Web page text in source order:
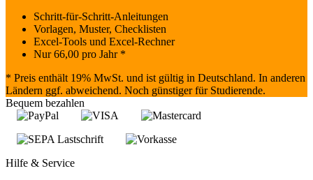
Schritt-für-Schritt-Anleitungen
Vorlagen, Muster, Checklisten
Excel-Tools und Excel-Rechner
Nur66,00 pro Jahr *
* Preis enthält 19% MwSt. und ist gültig in Deutschland. In anderen
Ländern ggf. abweichend. Noch günstiger für Studierende.
Bequem bezahlen
Hilfe & Service